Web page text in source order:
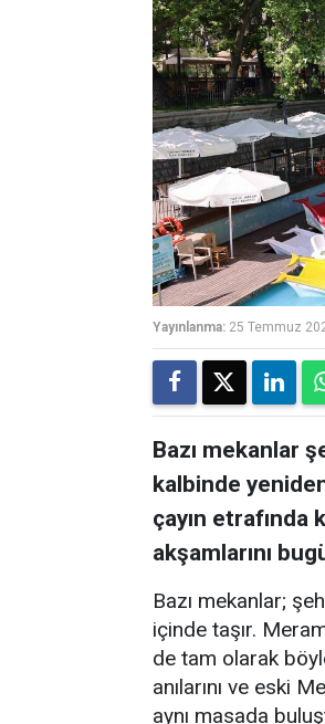
Yayınlanma: 25 Temmuz
Bazı mekanlar
kalbinde
çayın etrafında
akşamlarını
Bazı mekanlar;
içinde taşır.
de tam olarak
anılarını ve eski
aynı masada